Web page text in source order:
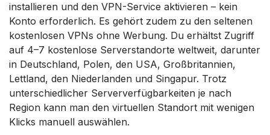
installieren und den VPN-Service aktivieren – kein
Konto erforderlich. Es gehört zudem zu den seltenen
kostenlosen VPNs ohne Werbung. Du erhältst Zugriff
auf 4–7 kostenlose Serverstandorte weltweit, darunter
in Deutschland, Polen, den USA, Großbritannien,
Lettland, den Niederlanden und Singapur. Trotz
unterschiedlicher Serververfügbarkeiten je nach
Region kann man den virtuellen Standort mit wenigen
Klicks manuell auswählen.